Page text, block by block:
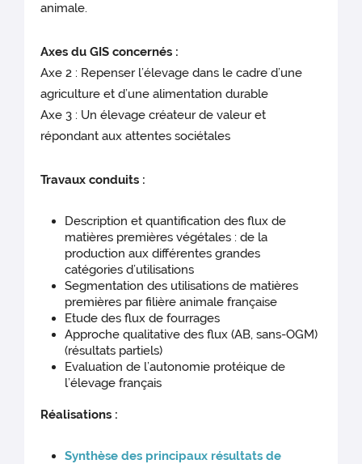
animale.
Axes du GIS concernés :
Axe 2 : Repenser l’élevage dans le cadre d’une
agriculture et d’une alimentation durable
Axe 3 : Un élevage créateur de valeur et
répondant aux attentes sociétales
Travaux conduits :
Description et quantification des flux de
matières premières végétales : de la
production aux différentes grandes
catégories d’utilisations
Segmentation des utilisations de matières
premières par filière animale française
Etude des flux de fourrages
Approche qualitative des flux (AB, sans-OGM)
(résultats partiels)
Evaluation de l’autonomie protéique de
l’élevage français
Réalisations :
Synthèse des principaux résultats de